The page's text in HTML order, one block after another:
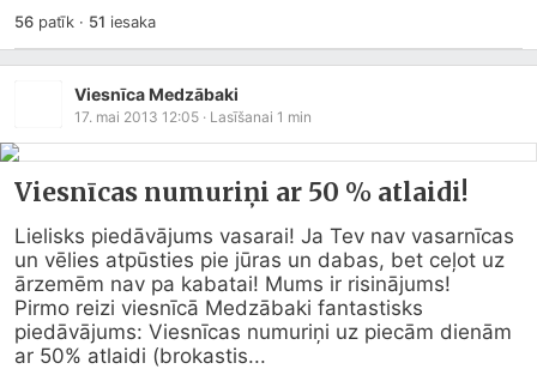
56patīk · 51 iesaka
Viesnīca Medzābaki
17. mai 2013 12:05 · Lasīšanai 1 min
Viesnīcas numuriņi ar 50 % atlaidi!
Lielisks piedāvājums vasarai! Ja Tev nav vasarnīcas
un vēlies atpūsties pie jūras un dabas, bet ceļot uz
ārzemēm nav pa kabatai! Mums ir risinājums!
Pirmo reizi viesnīcā Medzābaki fantastisks
piedāvājums: Viesnīcas numuriņi uz piecām dienām
ar 50% atlaidi (brokastis...